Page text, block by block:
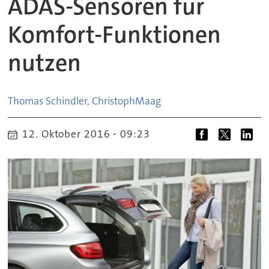
ADAS-Sensoren für
Komfort-Funktionen
nutzen
Thomas Schindler, ChristophMaag
12. Oktober 2016 - 09:23